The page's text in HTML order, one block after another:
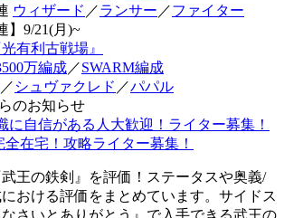
ウィザード ／ランサー ／ファイター
】9/21(月)~
有利古戦場』
万編成／SWARM編成
／ シュヴァクレド ／パパル
のお知らせ
に自信がある人大歓迎！ライター募集！
在宅！攻略ライター募集！
王の鉄剣』を評価！ステータスや奥義/
おける評価をまとめています。サイドス
なさいとありがとう』で入手できる武王の